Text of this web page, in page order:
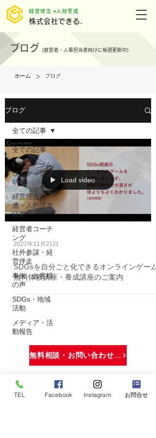
株式会社できる.
​経営理念 ×人財育成
ブログ (経営者・人事担当者向けに毎週更新中)
ホーム > ブログ
ブログ
全ての記事
LSP・チーム
ビルディング
研修
経営理念浸
透・人的資本
経営
経営者コーチ
ング
社外参謀・経
営伴走
事例・お客様
の声
SDGs・地域
活動
メディア・活
動報告
全ての記事
Load video
2022年11月21日
SDGsを自分ごと化できるオンラインゲーム
無料体験講座・養成講座のご案内
無料相談・お問い合わせはこちら
TEL Facebook Instagram お問合せ